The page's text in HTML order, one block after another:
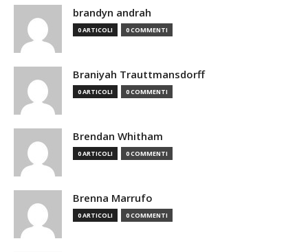
brandyn andrah
0 ARTICOLI 0 COMMENTI
Braniyah Trauttmansdorff
0 ARTICOLI 0 COMMENTI
Brendan Whitham
0 ARTICOLI 0 COMMENTI
Brenna Marrufo
0 ARTICOLI 0 COMMENTI